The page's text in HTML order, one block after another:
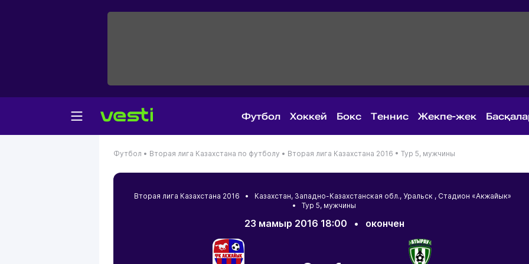
Футбол Хоккей Бокс Теннис Жекпе-жек
Футбол • Вторая лига Казахстана по футболу • Вторая лига Казахстана 2016 • Тур 5, мужчины
Вторая лига Казахстана 2016 • Казахстан, Западно-Казахстанская обл., Уральск , Стадион «Акжайык»
• Тур 5, мужчины
23 мамыр 2016 18:00 • окончен